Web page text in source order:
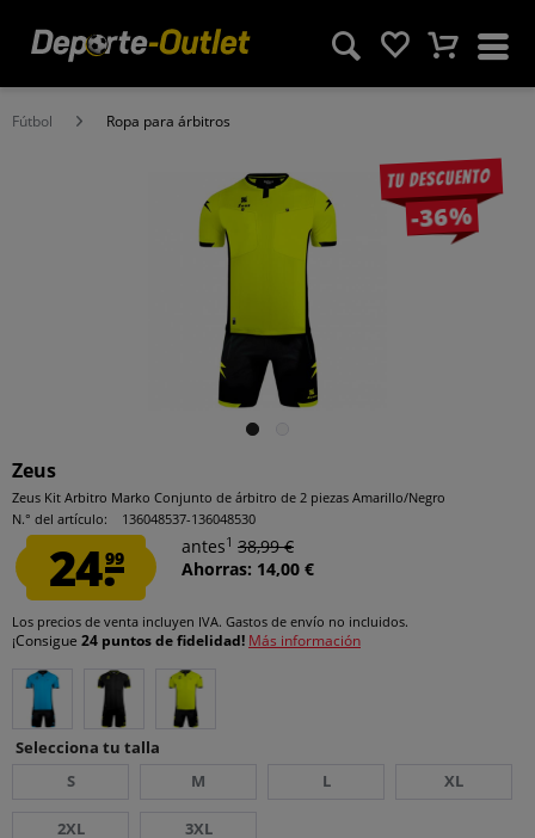
Fútbol Ropa para árbitros
Tu descuento
-36%
Zeus
Zeus Kit Arbitro Marko Conjunto de árbitro de 2 piezas Amarillo/Negro
N.° del artículo:
136048537-136048530
24.99
antes1 38,99 €
Ahorras: 14,00 €
Los precios de venta incluyen IVA. Gastos de envío no incluidos.
¡Consigue 24 puntos de fidelidad! Más información
Selecciona tu talla
S
M L XL
2XL 3XL